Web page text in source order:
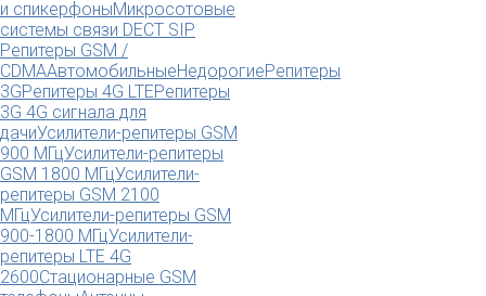
и спикерфоныМикросотовые
системы связи DECT SIP
Репитеры GSM /
CDMAАвтомобильныеНедорогиеРепитеры
3GРепитеры 4G LTEРепитеры
3G 4G сигнала для
дачиУсилители-репитеры GSM
900 МГцУсилители-репитеры
GSM 1800 МГцУсилители-
репитеры GSM 2100
МГцУсилители-репитеры GSM
900-1800 МГцУсилители-
репитеры LTE 4G
2600Стационарные GSM